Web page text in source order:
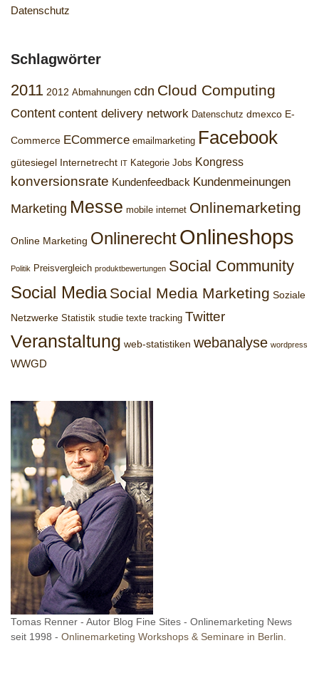
Datenschutz
Schlagwörter
2011 2012 Abmahnungen cdn Cloud Computing
Content content delivery network Datenschutz dmexco E-
Commerce ECommerce emailmarketing Facebook
gütesiegel Internetrecht IT Kategorie Jobs Kongress
konversionsrate Kundenfeedback Kundenmeinungen
Marketing Messe mobile internet Onlinemarketing
Online Marketing OnlinerechtOnlineshops
Politik Preisvergleich produktbewertungen Social Community
Social Media Social Media Marketing Soziale
Netzwerke Statistik studie texte tracking Twitter
Veranstaltung web-statistiken webanalyse wordpress
WWGD
Tomas Renner - Autor Blog Fine Sites - Onlinemarketing News
seit 1998 - Onlinemarketing Workshops & Seminare in Berlin.